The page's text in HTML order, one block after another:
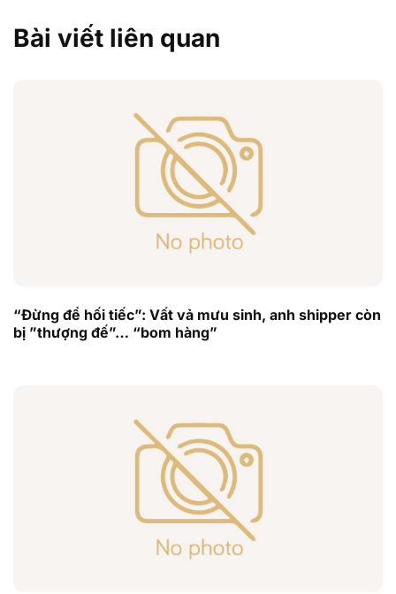
Bài viết liên quan
“Đừng để hối tiếc”: Vất vả mưu sinh, anh shipper còn
bị ”thượng đế”… “bom hàng”